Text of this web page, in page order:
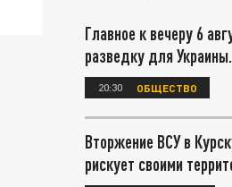
Главное к вечеру 6
разведку для
20:30 ОБЩЕСТВО
Вторжение ВСУ в
рискует своими